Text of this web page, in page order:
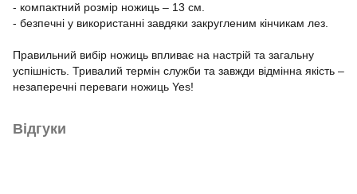
- компактний розмір ножиць – 13 см.
- безпечні у використанні завдяки закругленим кінчикам лез.
Правильний вибір ножиць впливає на настрій та загальну
успішність. Тривалий термін служби та завжди відмінна якість –
незаперечні переваги ножиць Yes!
Відгуки